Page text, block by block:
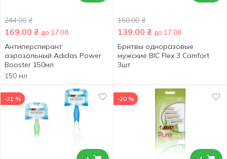
244.00 ₴
169.00 ₴ до 17.08
Антиперспирант
аэрозольный Adidas Power
Booster 150мл
150 мл
169.00 ₴
139.00 ₴ до 17.08
Бритвы одноразовые
мужские BIC Flex 3 Comfort
3шт
-21 % -20 %